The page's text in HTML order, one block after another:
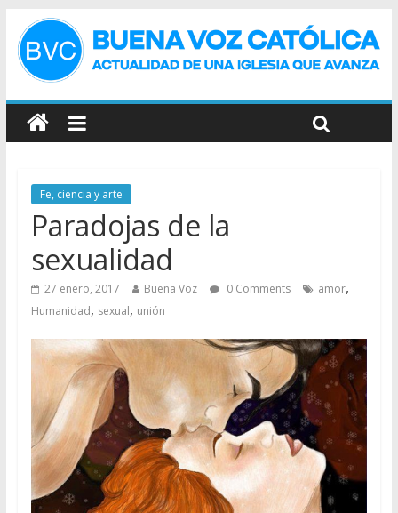
Fe, ciencia y arte
Paradojas de la
sexualidad
27 enero, 2017 Buena Voz 0 Comments amor,
Humanidad, sexual, unión